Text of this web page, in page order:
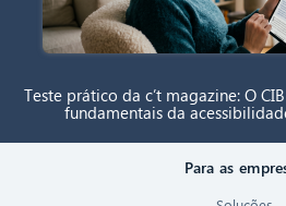
Teste prático da c’t magazine: O
fundamentais da
Para as